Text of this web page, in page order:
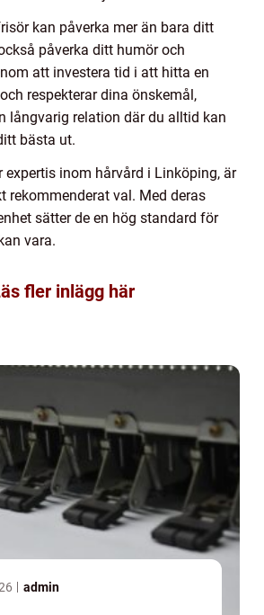
kan påverka mer än bara ditt
påverka ditt humör och
att investera tid i att hitta en
respekterar dina önskemål,
långvarig relation där du alltid kan
bästa ut.
expertis inom hårvård i Linköping, är
rekommenderat val. Med deras
sätter de en hög standard för
vara.
fler inlägg här
admin